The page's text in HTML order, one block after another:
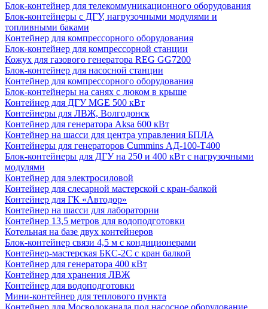
Блок-контейнер для телекоммуникационного оборудования
Блок-контейнеры с ДГУ, нагрузочными модулями и
топливными баками
Контейнер для компрессорного оборудования
Блок-контейнер для компрессорной станции
Кожух для газового генератора REG GG7200
Блок-контейнер для насосной станции
Контейнер для компрессорного оборудования
Блок-контейнеры на санях с люком в крыше
Контейнер для ДГУ MGE 500 кВт
Контейнеры для ЛВЖ, Волгодонск
Контейнер для генератора Aksa 600 кВт
Контейнер на шасси для центра управления БПЛА
Контейнеры для генераторов Cummins АД-100-Т400
Блок-контейнеры для ДГУ на 250 и 400 кВт с нагрузочными
модулями
Контейнер для электросиловой
Контейнер для слесарной мастерской с кран-балкой
Контейнер для ГК «Автодор»
Контейнер на шасси для лаборатории
Контейнер 13,5 метров для водоподготовки
Котельная на базе двух контейнеров
Блок-контейнер связи 4,5 м с кондиционерами
Контейнер-мастерская БКС-2С с кран балкой
Контейнер для генератора 400 кВт
Контейнер для хранения ЛВЖ
Контейнер для водоподготовки
Мини-контейнер для теплового пункта
Контейнер для Мосводоканала под насосное оборудование